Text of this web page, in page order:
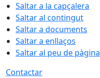
Saltar a la capçalera
Saltar al contingut
Saltar a documents
Saltar a enllaços
Saltar al peu de pàgina
Contactar